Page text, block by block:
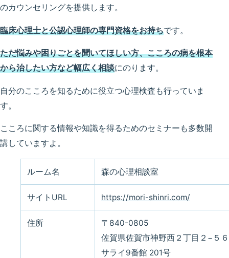
のカウンセリングを提供します。
臨床心理士と公認心理師の専門資格をお持ちです。
ただ悩みや困りごとを聞いてほしい方、こころの病を根本
から治したい方など幅広く相談にのります。
自分のこころを知るために役立つ心理検査も行っていま
す。
こころに関する情報や知識を得るためのセミナーも多数開
講していますよ。
ルーム名 森の心理相談室
サイトURL https://mori-shinri.com/
住所
〒840-0805
佐賀県佐賀市神野西２丁目２−５６
サライ9番館 201号